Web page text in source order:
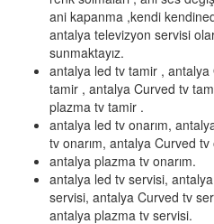
ani kapanma ,kendi
antalya televizyon servisi
sunmaktayız.
antalya led tv tamir ,
tamir , antalya Curved tv
plazma tv tamir .
antalya led tv onarım,
tv onarım, antalya Curved tv
antalya plazma tv onarım.
antalya led tv servisi,
servisi, antalya Curved tv
antalya plazma tv servisi.